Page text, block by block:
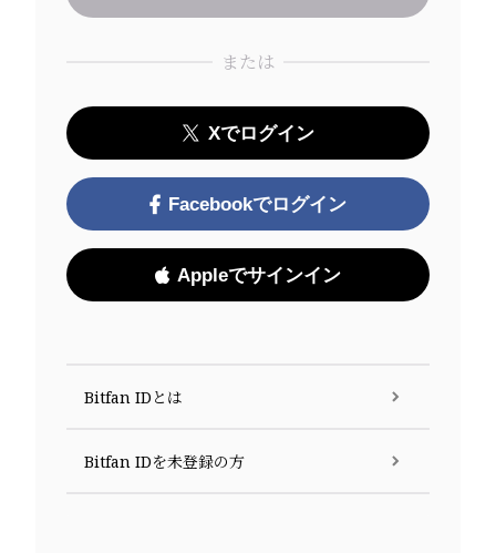
または
Xでログイン
Facebookでログイン
Appleでサインイン
Bitfan IDとは
Bitfan IDを未登録の方